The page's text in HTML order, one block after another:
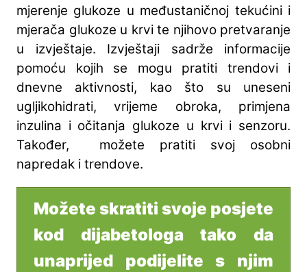
mjerenje glukoze u međustaničnoj tekućini i
mjerača glukoze u krvi te njihovo pretvaranje
u izvještaje. Izvještaji sadrže informacije
pomoću kojih se mogu pratiti trendovi i
dnevne aktivnosti, kao što su uneseni
ugljikohidrati, vrijeme obroka, primjena
inzulina i očitanja glukoze u krvi i senzoru.
Također, možete pratiti svoj osobni
napredak i trendove.
Možete skratiti svoje posjete
kod dijabetologa tako da
unaprijed podijelite s njim